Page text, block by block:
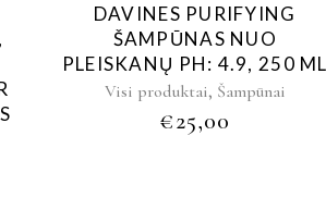
DAVINES PURIFYING
ŠAMPŪNAS NUO
PLEISKANŲ PH: 4.9, 250 ML
Visi produktai, Šampūnai
€25,00